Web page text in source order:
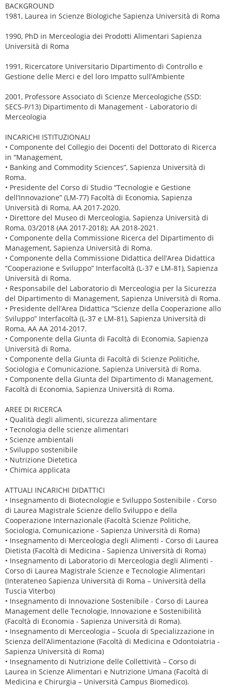
BACKGROUND
1981, Laurea in Scienze Biologiche Sapienza Università di Roma
1990, PhD in Merceologia dei Prodotti Alimentari Sapienza
Università di Roma
1991, Ricercatore Universitario Dipartimento di Controllo e
Gestione delle Merci e del loro Impatto sull’Ambiente
2001, Professore Associato di Scienze Merceologiche (SSD:
SECS-P/13) Dipartimento di Management - Laboratorio di
Merceologia
INCARICHI ISTITUZIONALI
• Componente del Collegio dei Docenti del Dottorato di Ricerca
in “Management,
• Banking and Commodity Sciences”, Sapienza Università di
Roma.
• Presidente del Corso di Studio “Tecnologie e Gestione
dell’Innovazione” (LM-77) Facoltà di Economia, Sapienza
Università di Roma, AA 2017-2020.
• Direttore del Museo di Merceologia, Sapienza Università di
Roma, 03/2018 (AA 2017-2018); AA 2018-2021.
• Componente della Commissione Ricerca del Dipartimento di
Management, Sapienza Università di Roma.
• Componente della Commissione Didattica dell’Area Didattica
“Cooperazione e Sviluppo” Interfacoltà (L-37 e LM-81), Sapienza
Università di Roma.
• Responsabile del Laboratorio di Merceologia per la Sicurezza
del Dipartimento di Management, Sapienza Università di Roma.
• Presidente dell’Area Didattica “Scienze della Cooperazione allo
Sviluppo” Interfacoltà (L-37 e LM-81), Sapienza Università di
Roma, AA AA 2014-2017.
• Componente della Giunta di Facoltà di Economia, Sapienza
Università di Roma.
• Componente della Giunta di Facoltà di Scienze Politiche,
Sociologia e Comunicazione, Sapienza Università di Roma.
• Componente della Giunta del Dipartimento di Management,
Facoltà di Economia, Sapienza Università di Roma.
AREE DI RICERCA
• Qualità degli alimenti, sicurezza alimentare
• Tecnologia delle scienze alimentari
• Scienze ambientali
• Sviluppo sostenibile
• Nutrizione Dietetica
• Chimica applicata
ATTUALI INCARICHI DIDATTICI
• Insegnamento di Biotecnologie e Sviluppo Sostenibile - Corso
di Laurea Magistrale Scienze dello Sviluppo e della
Cooperazione Internazionale (Facoltà Scienze Politiche,
Sociologia, Comunicazione - Sapienza Università di Roma)
• Insegnamento di Merceologia degli Alimenti - Corso di Laurea
Dietista (Facoltà di Medicina - Sapienza Università di Roma)
• Insegnamento di Laboratorio di Merceologia degli Alimenti -
Corso di Laurea Magistrale Scienze e Tecnologie Alimentari
(Interateneo Sapienza Università di Roma – Università della
Tuscia Viterbo)
• Insegnamento di Innovazione Sostenibile - Corso di Laurea
Management delle Tecnologie, Innovazione e Sostenibilità
(Facoltà di Economia - Sapienza Università di Roma).
• Insegnamento di Merceologia – Scuola di Specializzazione in
Scienza dell’Alimentazione (Facoltà di Medicina e Odontoiatria -
Sapienza Università di Roma)
• Insegnamento di Nutrizione delle Collettività – Corso di
Laurea in Scienze Alimentari e Nutrizione Umana (Facoltà di
Medicina e Chirurgia – Università Campus Biomedico).